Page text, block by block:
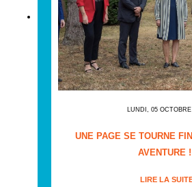
LUNDI, 05
UNE PAGE SE TOURNE
AVENTURE !
LIRE LA